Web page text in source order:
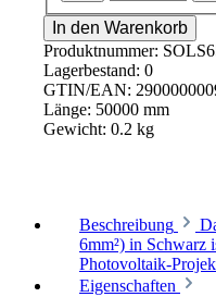
In den Warenkorb
Produktnummer:
Lagerbestand: 0
GTIN/EAN:
Länge: 50000 mm
Gewicht: 0.2 kg
Beschreibung
6mm²) in Schwarz
Photovoltaik-
Eigenschaften